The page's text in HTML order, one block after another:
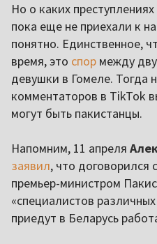
Но о каких
пока еще не приехали к
понятно. Единственное,
время, это спор между
девушки в Гомеле. Тогда
комментаторов в TikTok
могут быть пакистанцы.
Напомним, 11 апреля
заявил, что договорился
премьер-министром
«специалистов
приедут в Беларусь